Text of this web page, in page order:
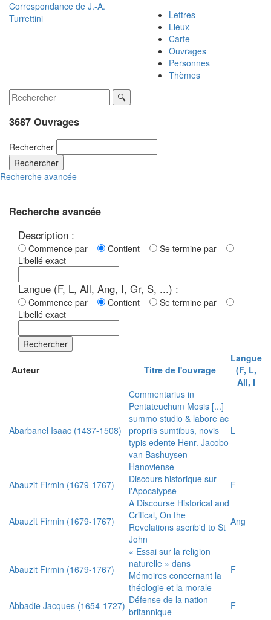
Correspondance de J.-A.
Turrettini
Lettres
Lieux
Carte
Ouvrages
Personnes
Thèmes
3687 Ouvrages
Rechercher
Rechercher
Recherche avancée
Recherche avancée
Description :
Commence par Contient
Se termine par
Libellé exact
Langue (F, L, All, Ang, I, Gr, S, ...) :
Commence par Contient
Se termine par
Libellé exact
Rechercher
Auteur Titre de l'ouvrage
Langue
(F, L,
All, I
Abarbanel Isaac (1437-1508)
Commentarius in
Pentateuchum Mosis [...]
summo studio & labore ac
propriis sumtibus, novis
typis edente Henr. Jacobo
van Bashuysen
Hanoviense
L
Abauzit Firmin (1679-1767)
Discours historique sur
l'Apocalypse
F
Abauzit Firmin (1679-1767)
A Discourse Historical and
Critical, On the
Revelations ascrib'd to St
John
Ang
Abauzit Firmin (1679-1767)
« Essai sur la religion
naturelle » dans
Mémoires concernant la
théologie et la morale
F
Abbadie Jacques (1654-1727) Défense de la nation
britannique
F